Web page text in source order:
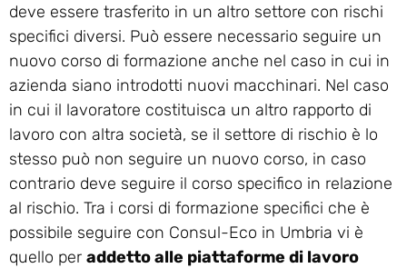
deve essere trasferito in un altro settore con rischi
specifici diversi. Può essere necessario seguire un
nuovo corso di formazione anche nel caso in cui in
azienda siano introdotti nuovi macchinari. Nel caso
in cui il lavoratore costituisca un altro rapporto di
lavoro con altra società, se il settore di rischio è lo
stesso può non seguire un nuovo corso, in caso
contrario deve seguire il corso specifico in relazione
al rischio. Tra i corsi di formazione specifici che è
possibile seguire con Consul-Eco in Umbria vi è
quello per addetto alle piattaforme di lavoro